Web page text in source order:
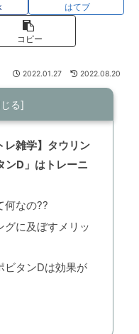
はてブ
コピー
2022.01.27 2022.08.20
レ雑学】タウリン
D」はトレーニ
何なの??
グに及ぼすメリッ
ビタンDは効果が